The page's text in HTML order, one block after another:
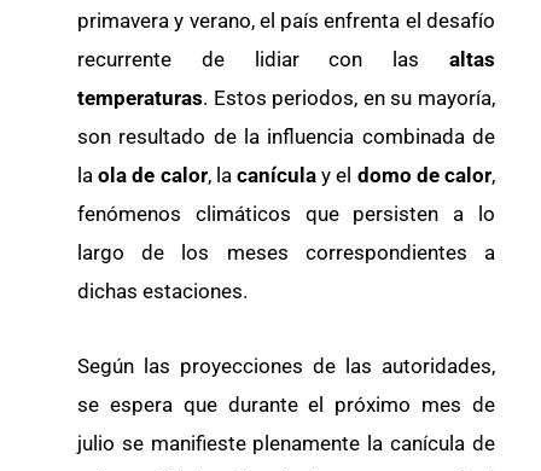
primavera y verano, el país enfrenta el desafío
recurrente de lidiar con las altas
temperaturas. Estos periodos, en su mayoría,
son resultado de la influencia combinada de
laola de calor, lacanícula y el domo de calor,
fenómenos climáticos que persisten a lo
largo de los meses correspondientes a
dichas estaciones.
Según las proyecciones de las autoridades,
se espera que durante el próximo mes de
julio se manifieste plenamente la canícula de